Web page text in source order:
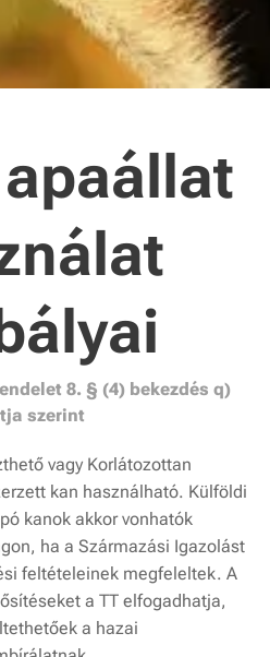
8. § (4) bekezdés q)
szerint
vagy Korlátozottan
kan használható. Külföldi
kanok akkor vonhatók
ha a Származási Igazolást
feltételeinek megfeleltek. A
a TT elfogadhatja,
a hazai